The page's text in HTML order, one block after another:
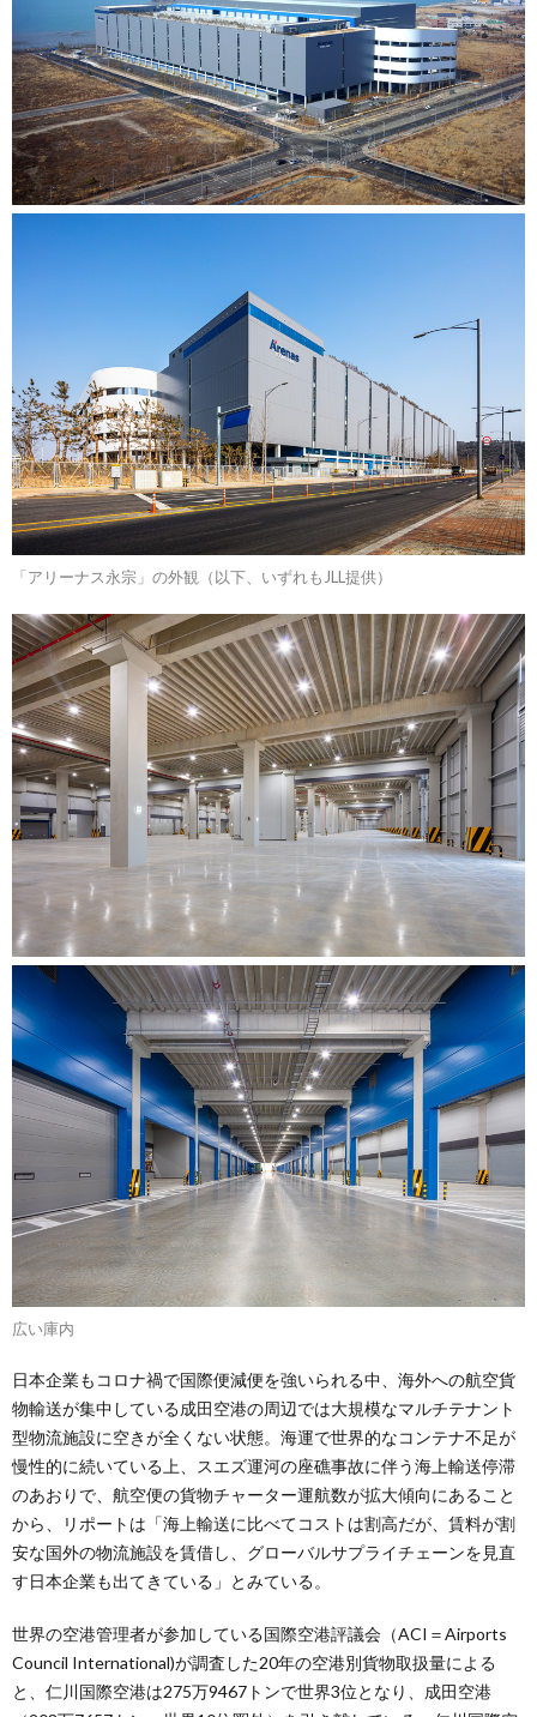
「アリーナス永宗」の外観（以下、いずれもJLL提供）
広い庫内
日本企業もコロナ禍で国際便減便を強いられる中、海外への航空貨
物輸送が集中している成田空港の周辺では大規模なマルチテナント
型物流施設に空きが全くない状態。海運で世界的なコンテナ不足が
慢性的に続いている上、スエズ運河の座礁事故に伴う海上輸送停滞
のあおりで、航空便の貨物チャーター運航数が拡大傾向にあること
から、リポートは「海上輸送に比べてコストは割高だが、賃料が割
安な国外の物流施設を賃借し、グローバルサプライチェーンを見直
す日本企業も出てきている」とみている。
世界の空港管理者が参加している国際空港評議会（ACI＝Airports
Council International)が調査した20年の空港別貨物取扱量による
と、仁川国際空港は275万9467トンで世界3位となり、成田空港